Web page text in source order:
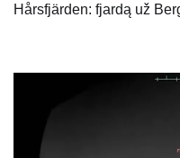
Hårsfjärden: fjardą už